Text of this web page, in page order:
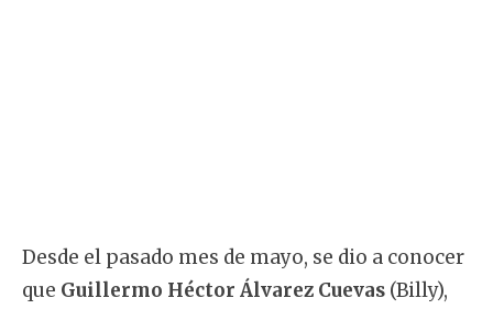
Desde el pasado mes de mayo, se dio a conocer
que Guillermo Héctor Álvarez Cuevas (Billy),